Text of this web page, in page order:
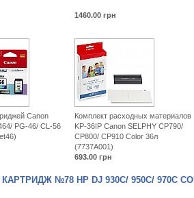
1460.00 грн
Canon
PG-46/ CL-56
Комплект расходных материалов
KP-36IP Canon SELPHY CP790/
CP800/ CP910 Color 36л
(7737A001)
693.00 грн
№78 HP DJ 930C/ 950C/ 970C